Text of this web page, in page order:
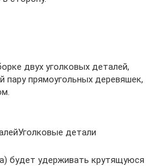
двух уголковых деталей,
прямоугольных деревяшек,
детали
будет удерживать крутящуюся